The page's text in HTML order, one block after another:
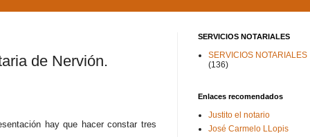
de Nervión.
hay que hacer constar tres
SERVICIOS NOTARIALES
SERVICIOS NOTARIALES
(136)
Enlaces recomendados
Justito el notario
José Carmelo LLopis